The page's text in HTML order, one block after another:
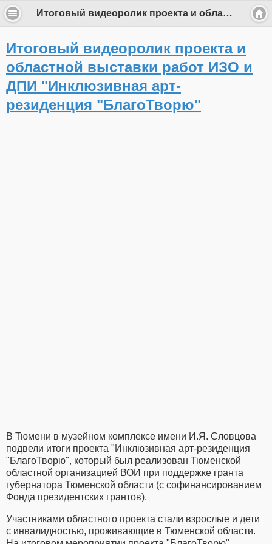
Итоговый видеоролик проекта и областной выставки работ ИЗО и ДПИ "Инклюзивная арт-резиденция "БлагоТворю"
Итоговый видеоролик проекта и
областной выставки работ ИЗО и
ДПИ "Инклюзивная арт-
резиденция "БлагоТворю"
В Тюмени в музейном комплексе имени И.Я. Словцова
подвели итоги проекта "Инклюзивная арт-резиденция
"БлагоТворю", который был реализован Тюменской
областной организацией ВОИ при поддержке гранта
губернатора Тюменской области (с софинансированием
Фонда президентских грантов).
Участниками областного проекта стали взрослые и дети
с инвалидностью, проживающие в Тюменской области.